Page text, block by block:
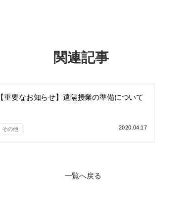
関連記事
【重要なお知らせ】遠隔授業の準備について
その他 2020.04.17
一覧へ戻る